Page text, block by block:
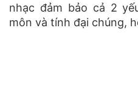
nhạc đảm bảo cả 2
môn và tính đại chúng,